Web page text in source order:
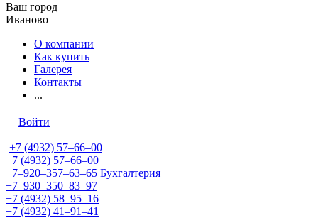
Ваш город
Иваново
О компании
Как купить
Галерея
Контакты
...
Войти
+7 (4932) 57‒66‒00
+7 (4932) 57‒66‒00
+7‒920‒357‒63‒65 Бухгалтерия
+7‒930‒350‒83‒97
+7 (4932) 58‒95‒16
+7 (4932) 41‒91‒41